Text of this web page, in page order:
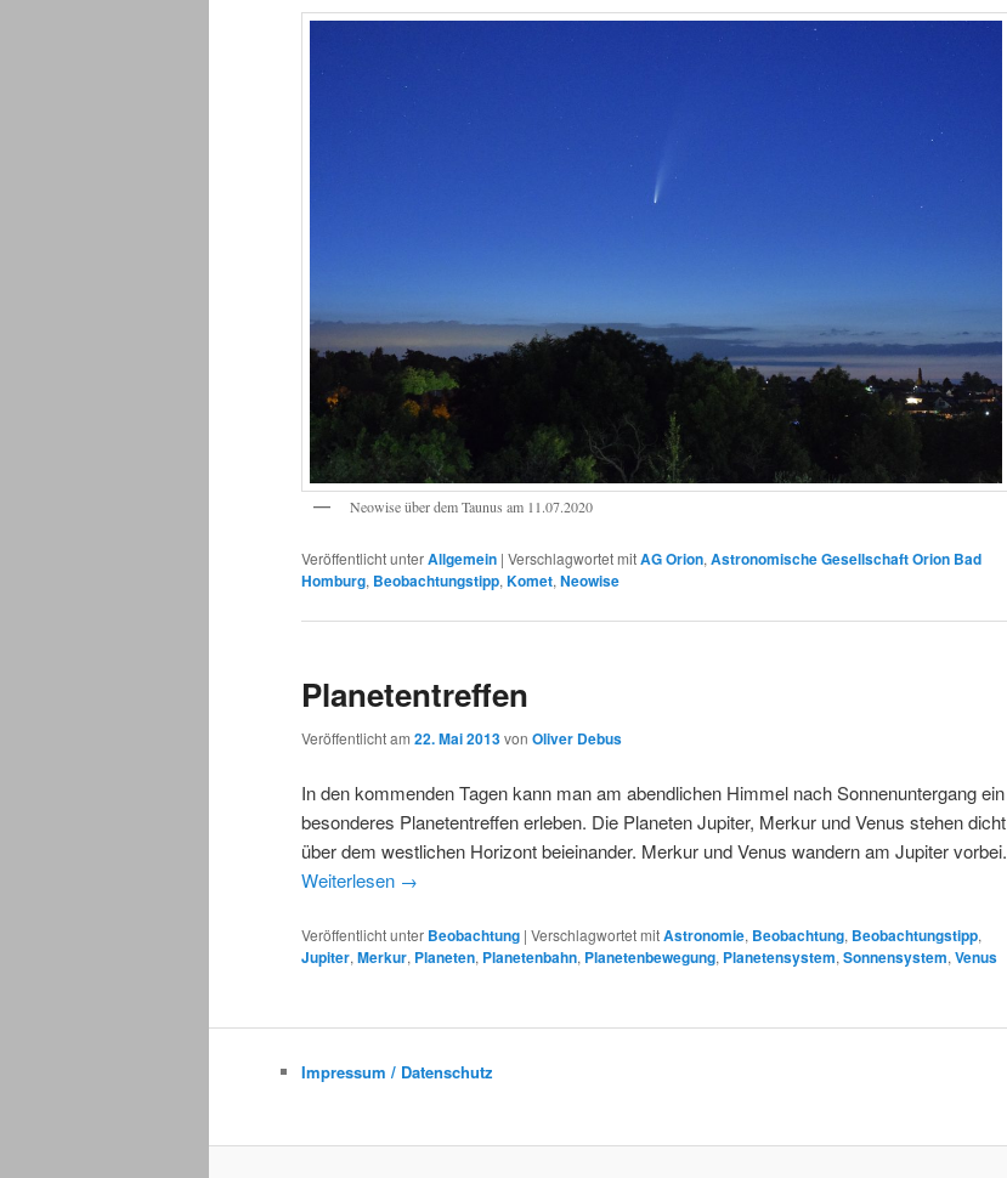
Neowise über dem Taunus am 11.07.2020
Veröffentlicht unterAllgemein | Verschlagwortet mitAG Orion, Astronomische Gesellschaft Orion Bad
Homburg, Beobachtungstipp, Komet, Neowise
Planetentreffen
Veröffentlicht am 22. Mai 2013von Oliver Debus
In den kommenden Tagen kann man am abendlichen Himmel nach Sonnenuntergang ein
besonderes Planetentreffen erleben. Die Planeten Jupiter, Merkur und Venus stehen dicht
über dem westlichen Horizont beieinander. Merkur und Venus wandern am Jupiter vorbei.
Weiterlesen →
Veröffentlicht unter Beobachtung | Verschlagwortet mitAstronomie, Beobachtung, Beobachtungstipp,
Jupiter, Merkur, Planeten, Planetenbahn, Planetenbewegung, Planetensystem, Sonnensystem, Venus
Impressum / Datenschutz